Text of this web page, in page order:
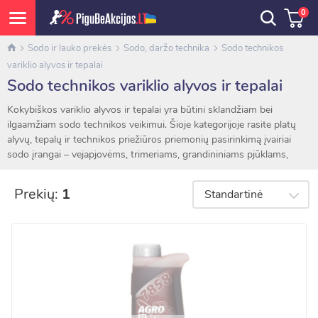
0
Sodo ir lauko prekės Sodo, daržo technika
Sodo technikos
variklio alyvos ir tepalai
Sodo technikos variklio alyvos ir tepalai
Kokybiškos variklio alyvos ir tepalai yra būtini sklandžiam bei
ilgaamžiam sodo technikos veikimui. Šioje kategorijoje rasite platų
alyvų, tepalų ir technikos priežiūros priemonių pasirinkimą įvairiai
sodo įrangai – vejapjovėms, trimeriams, grandininiams pjūklams,
Asortimente siūlomos 2T ir 4T variklio alyvos, grandinių tepimo
sumažinti variklio ir judančių dalių nusidėvėjimą, užtikrina efektyvų
darbą bei apsaugo techniką nuo perkaitimo ir korozijos.
Tinkamai parinkta alyva padeda išlaikyti optimalų variklio veikimą,
mažina gedimų riziką ir prailgina sodo technikos tarnavimo laiką.
Prekių: 1 Standartinė